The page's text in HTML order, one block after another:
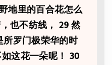
地里的百合花怎么
也不纺线， 29 然
所罗门极荣华的时
这花一朵呢！ 30